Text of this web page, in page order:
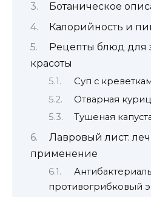
Ботаническое
Калорийность и
Рецепты блюд для
красоты
Суп с
Отварная
Тушеная
Лавровый лист:
применение
противогрибковый